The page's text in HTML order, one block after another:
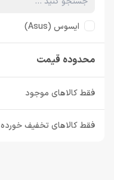
ایسوس (Asus)
محدوده قیمت
فقط کالاهای موجود
فقط کالاهای تخفیف خورده